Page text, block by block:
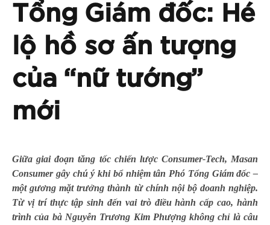
Tổng Giám đốc: Hé
lộ hồ sơ ấn tượng
của “nữ tướng”
mới
Giữa giai đoạn tăng tốc chiến lược Consumer-Tech, Masan
Consumer gây chú ý khi bổ nhiệm tân Phó Tổng Giám đốc –
một gương mặt trưởng thành từ chính nội bộ doanh nghiệp.
Từ vị trí thực tập sinh đến vai trò điều hành cấp cao, hành
trình của bà Nguyễn Trương Kim Phượng không chỉ là câu